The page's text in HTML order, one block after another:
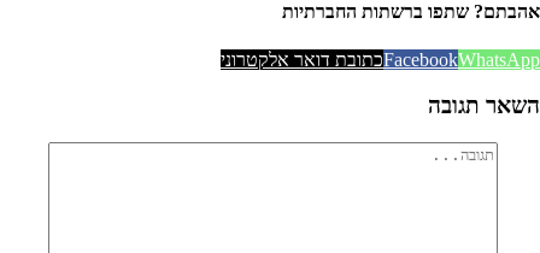
אהבתם? שתפו ברשתות החברתיות
FacebookWhatsApp כתובת דואר אלקטרוני
השאר תגובה